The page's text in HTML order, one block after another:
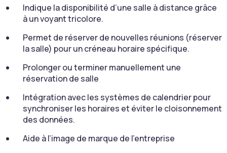
Indique la disponibilité d’une salle à distance grâce
à un voyant tricolore.
Permet de réserver de nouvelles réunions (réserver
la salle) pour un créneau horaire spécifique.
Prolonger ou terminer manuellement une
réservation de salle
Intégration avec les systèmes de calendrier pour
synchroniser les horaires et éviter le cloisonnement
des données.
Aide à l’image de marque de l’entreprise